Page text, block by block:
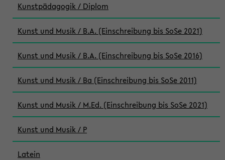
Kunstpädagogik / Diplom
Kunst und Musik / B.A. (Einschreibung bis SoSe 2021)
Kunst und Musik / B.A. (Einschreibung bis SoSe 2016)
Kunst und Musik / Ba (Einschreibung bis SoSe 2011)
Kunst und Musik / M.Ed. (Einschreibung bis SoSe 2021)
Kunst und Musik / P
Latein